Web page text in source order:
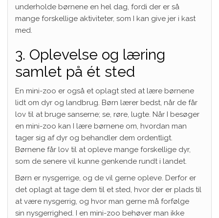
underholde børnene en hel dag, fordi der er så
mange forskellige aktiviteter, som I kan give jer i kast
med.
3. Oplevelse og læring
samlet på ét sted
En mini-zoo er også et oplagt sted at lære børnene
lidt om dyr og landbrug. Børn lærer bedst, når de får
lov til at bruge sanserne; se, røre, lugte. Når I besøger
en mini-zoo kan I lære børnene om, hvordan man
tager sig af dyr og behandler dem ordentligt.
Børnene får lov til at opleve mange forskellige dyr,
som de senere vil kunne genkende rundt i landet.
Børn er nysgerrige, og de vil gerne opleve. Derfor er
det oplagt at tage dem til et sted, hvor der er plads til
at være nysgerrig, og hvor man gerne må forfølge
sin nysgerrighed. I en mini-zoo behøver man ikke